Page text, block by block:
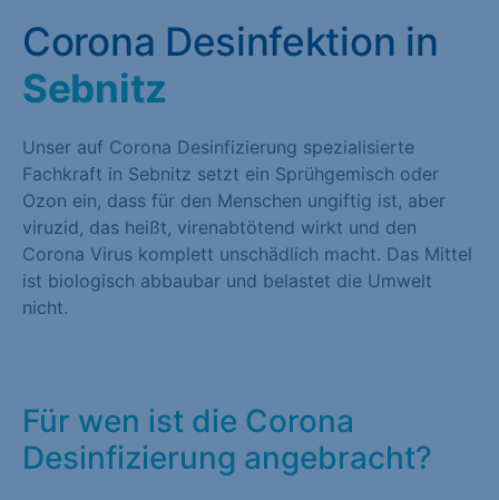
Corona Desinfektion in
Sebnitz
Unser auf Corona Desinfizierung spezialisierte
Fachkraft in Sebnitz setzt ein Sprühgemisch oder
Ozon ein, dass für den Menschen ungiftig ist, aber
viruzid, das heißt, virenabtötend wirkt und den
Corona Virus komplett unschädlich macht. Das Mittel
ist biologisch abbaubar und belastet die Umwelt
nicht.
Für wen ist die Corona
Desinfizierung angebracht?